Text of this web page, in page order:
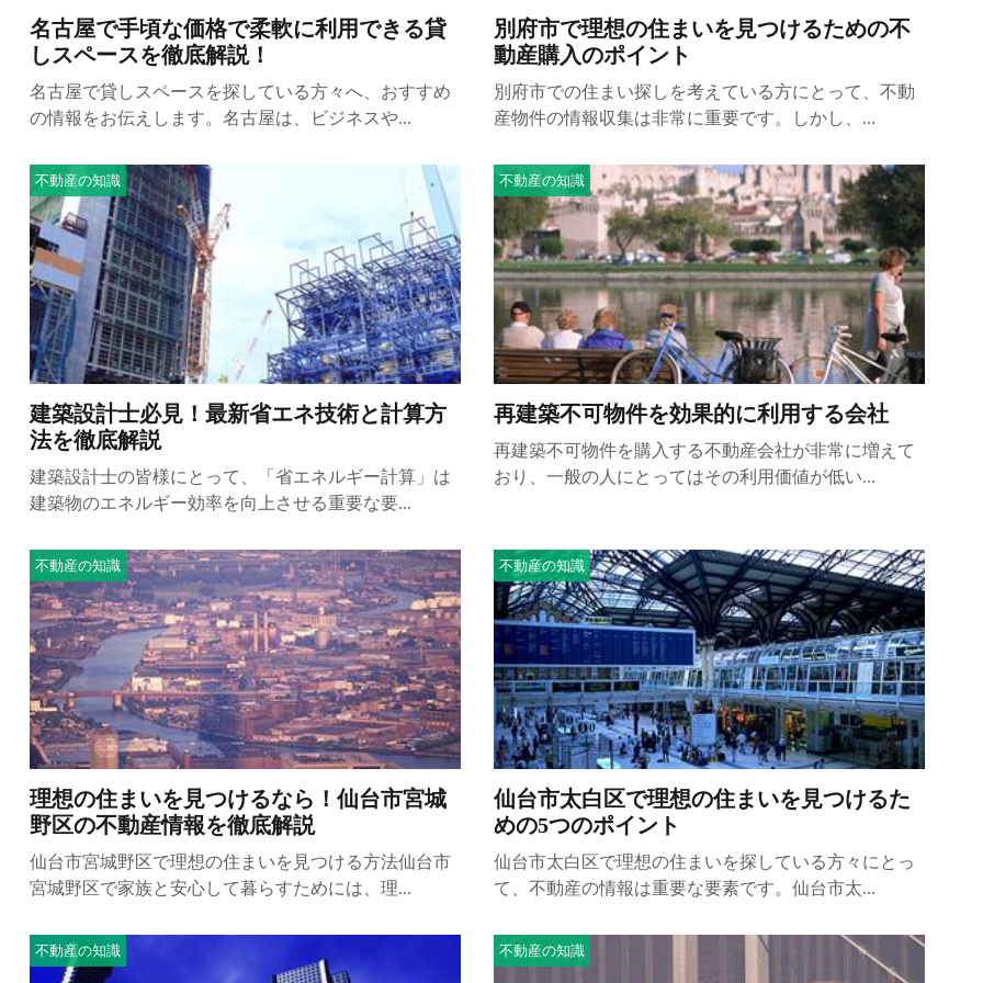
名古屋で手頃な価格で柔軟に利用できる貸
しスペースを徹底解説！
名古屋で貸しスペースを探している方々へ、おすすめ
の情報をお伝えします。名古屋は、ビジネスや...
別府市で理想の住まいを見つけるための不
動産購入のポイント
別府市での住まい探しを考えている方にとって、不動
産物件の情報収集は非常に重要です。しかし、...
建築設計士必見！最新省エネ技術と計算方
法を徹底解説
不動産の知識
建築設計士の皆様にとって、「省エネルギー計算」は
建築物のエネルギー効率を向上させる重要な要...
再建築不可物件を効果的に利用する会社
不動産の知識
再建築不可物件を購入する不動産会社が非常に増えて
おり、一般の人にとってはその利用価値が低い...
理想の住まいを見つけるなら！仙台市宮城
野区の不動産情報を徹底解説
不動産の知識
仙台市宮城野区で理想の住まいを見つける方法仙台市
宮城野区で家族と安心して暮らすためには、理...
仙台市太白区で理想の住まいを見つけるた
めの5つのポイント
不動産の知識
仙台市太白区で理想の住まいを探している方々にとっ
て、不動産の情報は重要な要素です。仙台市太...
不動産の知識 不動産の知識